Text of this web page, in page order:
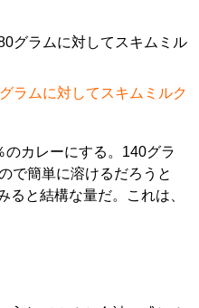
ラムに対してスキムミルク
カレーにする。140グラ
で簡単に溶けるだろうと
ると結構な量だ。これは、